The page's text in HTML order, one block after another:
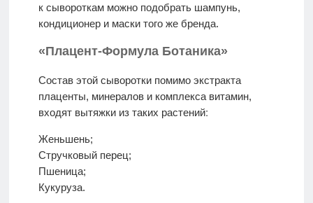
к сывороткам можно подобрать шампунь,
кондиционер и маски того же бренда.
«Плацент-Формула Ботаника»
Состав этой сыворотки помимо экстракта
плаценты, минералов и комплекса витамин,
входят вытяжки из таких растений׃
Женьшень;
Стручковый перец;
Пшеница;
Кукуруза.